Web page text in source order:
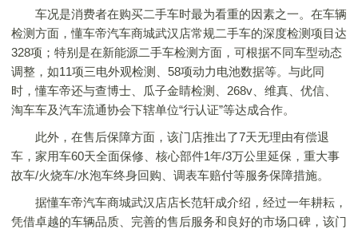
车况是消费者在购买二手车时最为看重的因素之一。在车辆
检测方面，懂车帝汽车商城武汉店常规二手车的深度检测项目达
328项；特别是在新能源二手车检测方面，可根据不同车型动态
调整，如11项三电外观检测、58项动力电池数据等。与此同
时，懂车帝还与查博士、瓜子金睛检测、268v、维真、优信、
淘车车及汽车流通协会下辖单位“行认证”等达成合作。
此外，在售后保障方面，该门店推出了7天无理由有偿退
车，家用车60天全面保修、核心部件1年/3万公里延保，重大事
故车/火烧车/水泡车终身回购、调表车赔付等服务保障措施。
据懂车帝汽车商城武汉店店长范轩成介绍，经过一年耕耘，
凭借卓越的车辆品质、完善的售后服务和良好的市场口碑，该门